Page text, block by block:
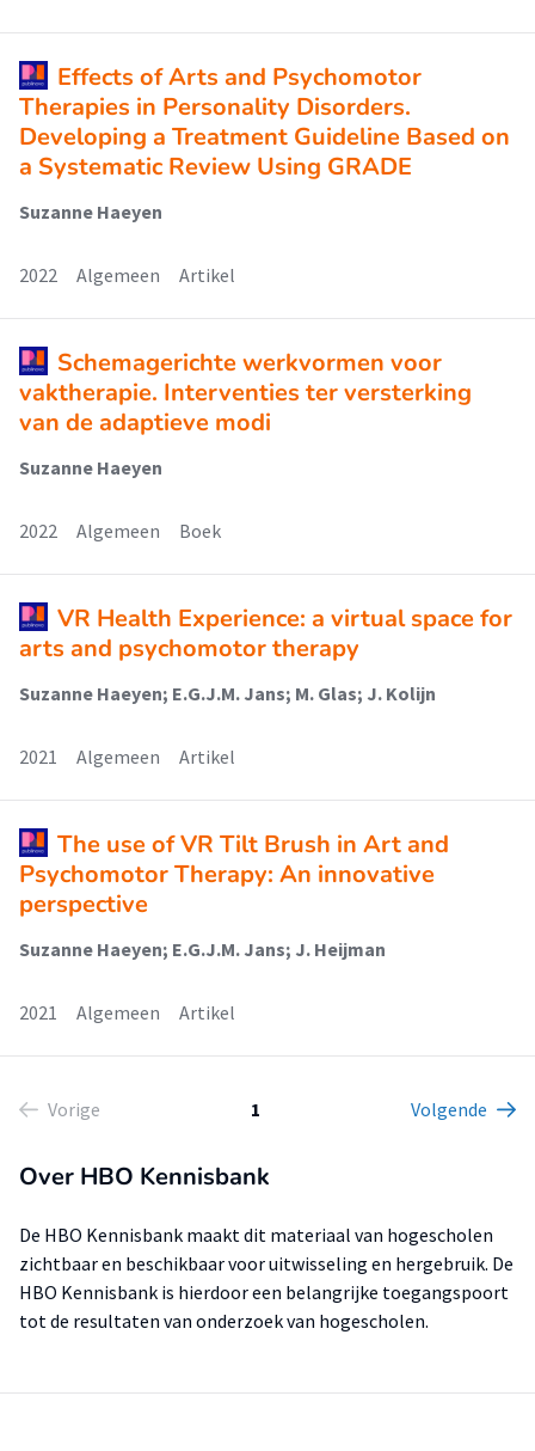
Effects of Arts and Psychomotor
Therapies in Personality Disorders.
Developing a Treatment Guideline Based on
a Systematic Review Using GRADE
Suzanne Haeyen
2022 Algemeen Artikel
Schemagerichte werkvormen voor
vaktherapie. Interventies ter versterking
van de adaptieve modi
Suzanne Haeyen
2022 Algemeen Boek
VR Health Experience: a virtual space for
arts and psychomotor therapy
Suzanne Haeyen; E.G.J.M. Jans; M. Glas; J. Kolijn
2021 Algemeen Artikel
The use of VR Tilt Brush in Art and
Psychomotor Therapy: An innovative
perspective
Suzanne Haeyen; E.G.J.M. Jans; J. Heijman
2021 Algemeen Artikel
Vorige 1 Volgende
Over HBO Kennisbank
De HBO Kennisbank maakt dit materiaal van hogescholen
zichtbaar en beschikbaar voor uitwisseling en hergebruik. De
HBO Kennisbank is hierdoor een belangrijke toegangspoort
tot de resultaten van onderzoek van hogescholen.